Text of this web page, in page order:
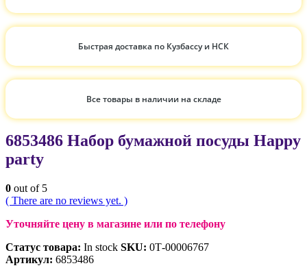
Быстрая доставка по Кузбассу и НСК
Все товары в наличии на складе
6853486 Набор бумажной посуды Happy
party
0 out of 5
( There are no reviews yet. )
Уточняйте цену в магазине или по телефону
Статус товара: In stock SKU: 0Т-00006767
Артикул: 6853486